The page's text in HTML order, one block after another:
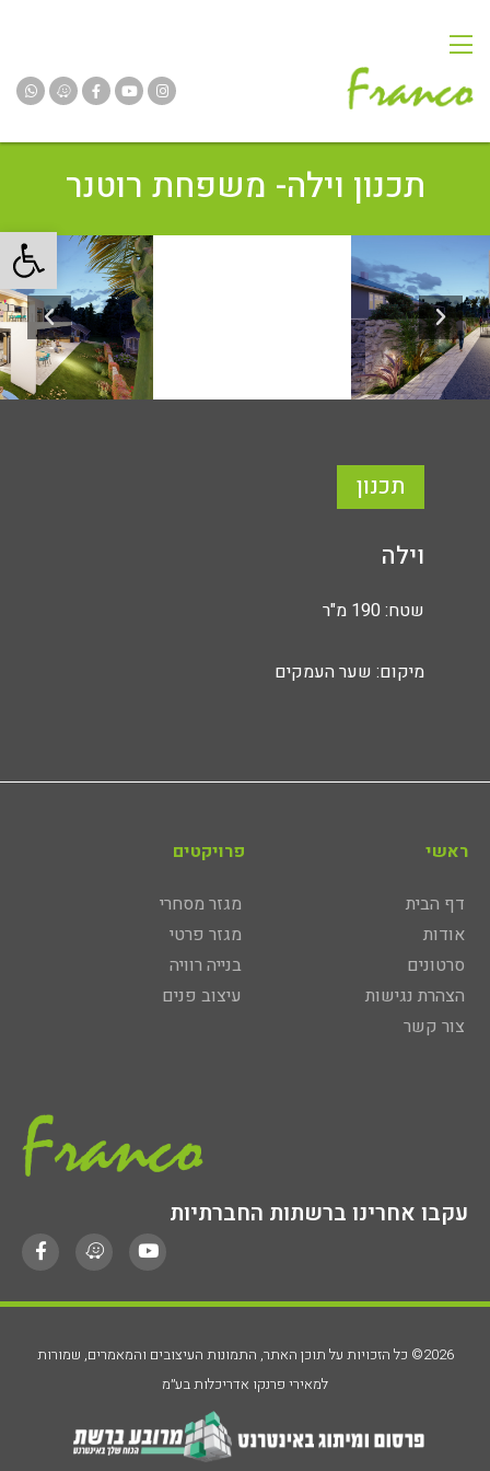
תכנון וילה- משפחת רוטנר
תכנון
וילה
שטח: 190 מ"ר
מיקום: שער העמקים
ראשי
דף הבית
אודות
סרטונים
הצהרת נגישות
צור קשר
פרויקטים
מגזר מסחרי
מגזר פרטי
בנייה רוויה
עיצוב פנים
עקבו אחרינו ברשתות החברתיות
2026© כל הזכויות על תוכן האתר, התמונות העיצובים והמאמרים, שמורות
למאירי פרנקו אדריכלות בע״מ